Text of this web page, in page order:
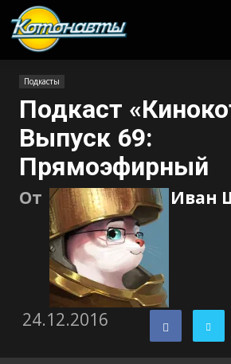
Подкасты
Подкаст
Выпуск 69:
Прямоэфирный
От Иван
24.12.2016